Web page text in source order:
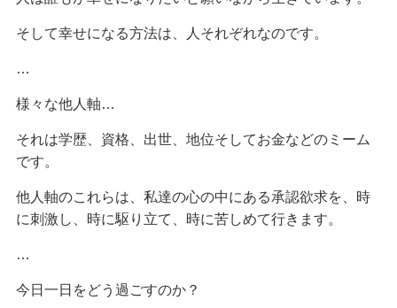
そして幸せになる方法は、人それぞれなのです。
…
様々な他人軸…
それは学歴、資格、出世、地位そしてお金などのミーム
です。
他人軸のこれらは、私達の心の中にある承認欲求を、時
に刺激し、時に駆り立て、時に苦しめて行きます。
…
今日一日をどう過ごすのか？